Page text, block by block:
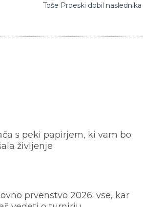
Toše Proeski dobil naslednika
s peki papirjem, ki vam bo
življenje
prvenstvo 2026: vse, kar